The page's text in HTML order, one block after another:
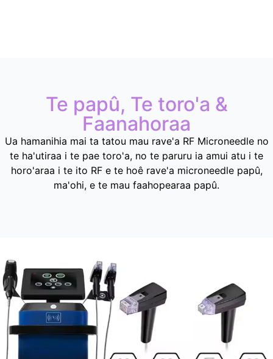
Te papû, Te toro'a &
Faanahoraa
Ua hamanihia mai ta tatou mau rave'a RF Microneedle no
te ha'utiraa i te pae toro'a, no te paruru ia amui atu i te
horo'araa i te ito RF e te hoê rave'a microneedle papû,
ma'ohi, e te mau faahopearaa papû.